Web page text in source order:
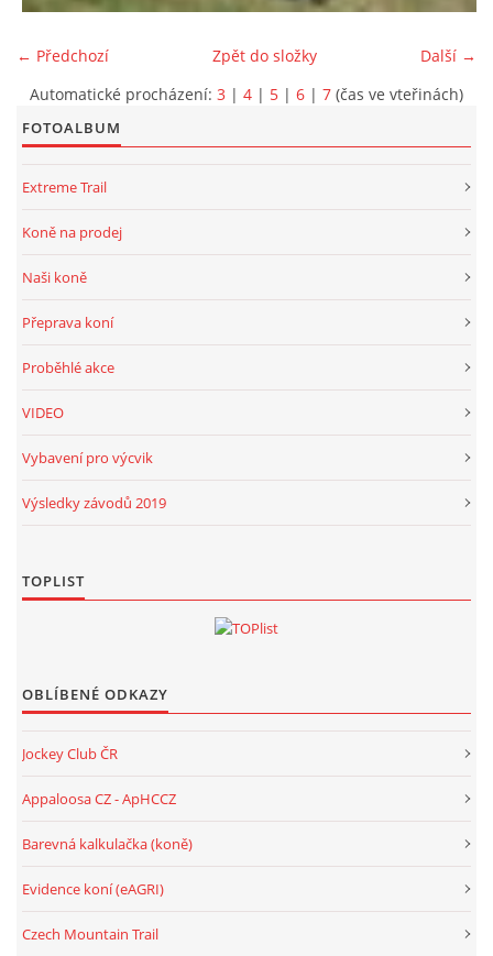
← Předchozí Další →
Zpět do složky
Automatické procházení: 3 | 4 | 5 | 6 | 7 (čas ve vteřinách)
FOTOALBUM
Extreme Trail
Koně na prodej
Naši koně
Přeprava koní
Proběhlé akce
VIDEO
Vybavení pro výcvik
Výsledky závodů 2019
TOPLIST
OBLÍBENÉ ODKAZY
Jockey Club ČR
Appaloosa CZ - ApHCCZ
Barevná kalkulačka (koně)
Evidence koní (eAGRI)
Czech Mountain Trail